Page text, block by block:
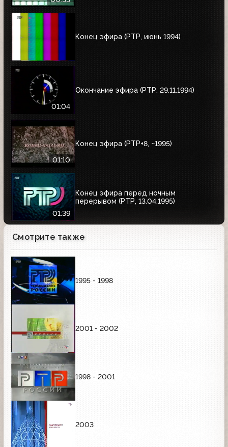
Конец эфира (РТР, июнь 1994)
01:04
Окончание эфира (РТР, 29.11.1994)
01:10
Конец эфира (РТР+8, ~1995)
01:39
Конец эфира перед ночным
перерывом (РТР, 13.04.1995)
Смотрите также
1995 - 1998
2001 - 2002
1998 - 2001
2003